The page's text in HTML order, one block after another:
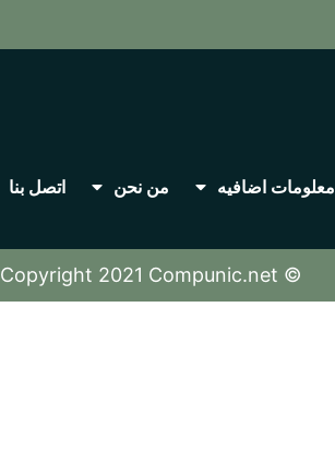
معلومات اضافيه من نحن اتصل بنا
Copyright 2021 Compunic.net ©